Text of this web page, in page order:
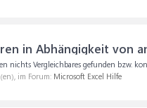
in Abhängigkeit von
nichts Vergleichbares gefunden bzw.
im Forum: Microsoft Excel Hilfe